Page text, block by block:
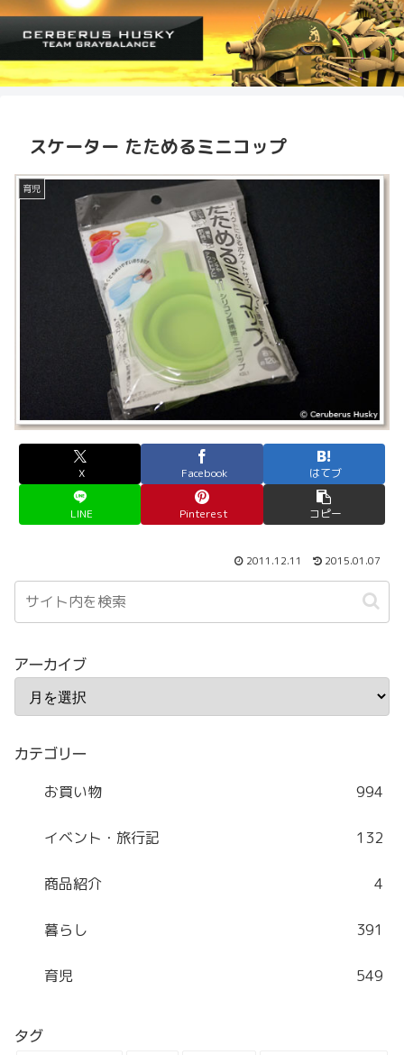
スケーター たためるミニコップ
育児
X Facebook はてブ
LINE Pinterest コピー
2011.12.11 2015.01.07
アーカイブ
カテゴリー
お買い物 994
イベント・旅行記 132
商品紹介 4
暮らし 391
育児 549
タグ